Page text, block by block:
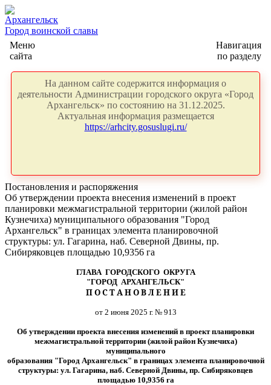
Архангельск
Город воинской славы
Меню
сайта
Навигация
по разделу
На данном сайте содержится информация о
деятельности Администрации городского округа «Город
Архангельск» по состоянию на 31.12.2025.
Актуальная информация размещается
https://arhcity.gosuslugi.ru/
Постановления и распоряжения
Об утверждении проекта внесения изменений в проект
планировки межмагистральной территории (жилой район
Кузнечиха) муниципального образования "Город
Архангельск" в границах элемента планировочной
структуры: ул. Гагарина, наб. Северной Двины, пр.
Сибиряковцев площадью 10,9356 га
ГЛАВА ГОРОДСКОГО ОКРУГА
"ГОРОД АРХАНГЕЛЬСК"
П О С Т А Н О В Л Е Н И Е
от 2 июня 2025 г. № 913
Об утверждении проекта внесения изменений в проект планировки
межмагистральной территории (жилой район Кузнечиха)
муниципального
образования "Город Архангельск" в границах элемента планировочной
структуры: ул. Гагарина, наб. Северной Двины, пр. Сибиряковцев
площадью 10,9356 га